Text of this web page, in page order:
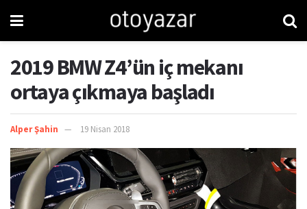
2019 BMW Z4’ün iç mekanı
ortaya çıkmaya başladı
Alper Şahin 19 Nisan 2018